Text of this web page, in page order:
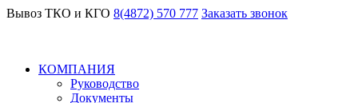
Вывоз ТКО и КГО 8(4872) 570 777 Заказать звонок
КОМПАНИЯ
Руководство
Документы